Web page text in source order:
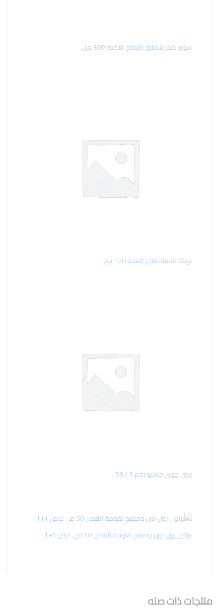
سوبر كيدز شامبو بالتفاح الاخضر 300 مل
بوبانا ماسك قناع الفحم 120 جم
بيبى جوى جامبو رقم 5 / 58
بيزلين رول اون ومفتح نعومة القطن 50 مل عرض 1+1
منتجات ذات صله